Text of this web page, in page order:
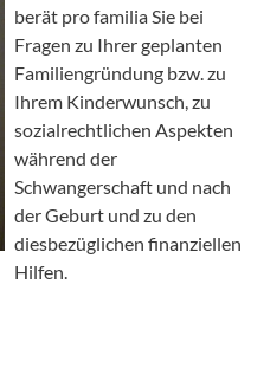
berät pro familia Sie bei
Fragen zu Ihrer geplanten
Familiengründung bzw. zu
Ihrem Kinderwunsch, zu
sozialrechtlichen Aspekten
während der
Schwangerschaft und nach
der Geburt und zu den
diesbezüglichen finanziellen
Hilfen.